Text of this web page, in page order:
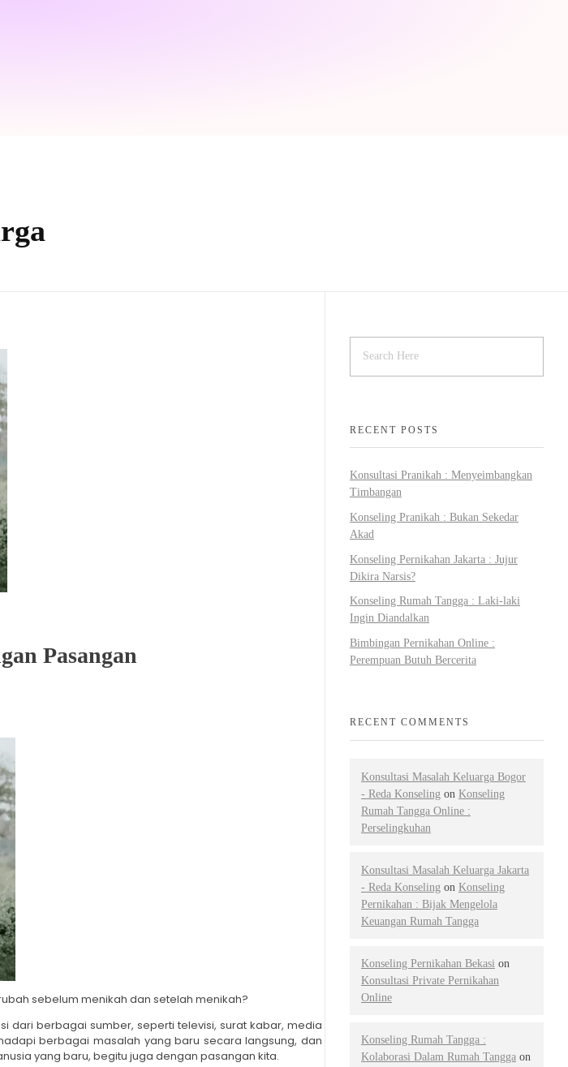
Pasangan
sebelum menikah dan setelah menikah?
dari berbagai sumber, seperti televisi, surat kabar, media
berbagai masalah yang baru secara langsung, dan
yang baru, begitu juga dengan pasangan kita.
RECENT POSTS
Konsultasi Pranikah : Menyeimbangkan
Timbangan
Konseling Pranikah : Bukan Sekedar
Akad
Konseling Pernikahan Jakarta : Jujur
Dikira Narsis?
Konseling Rumah Tangga : Laki-laki
Ingin Diandalkan
Bimbingan Pernikahan Online :
Perempuan Butuh Bercerita
RECENT COMMENTS
Konsultasi Masalah Keluarga Bogor
- Reda Konseling on Konseling
Rumah Tangga Online :
Perselingkuhan
Konsultasi Masalah Keluarga Jakarta
- Reda Konseling on Konseling
Pernikahan : Bijak Mengelola
Keuangan Rumah Tangga
Konseling Pernikahan Bekasi on
Konsultasi Private Pernikahan
Online
Konseling Rumah Tangga :
Kolaborasi Dalam Rumah Tangga on